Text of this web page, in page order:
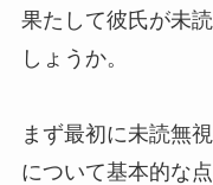
果たして彼氏が未
しょうか。
まず最初に未読無
について基本的な